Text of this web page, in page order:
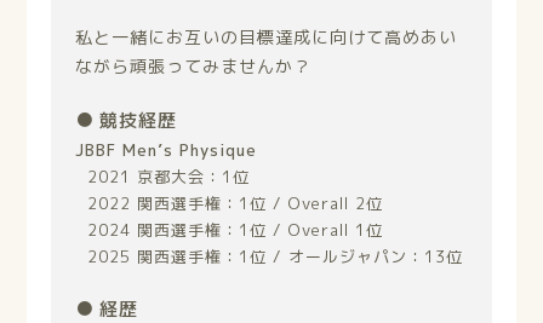
私と一緒にお互いの目標達成に向けて高めあい
ながら頑張ってみませんか？
競技経歴
JBBF Men’s Physique
2021 京都大会：1位
2022 関西選手権：1位 / Overall 2位
2024 関西選手権：1位 / Overall 1位
2025 関西選手権：1位 / オールジャパン：13位
経歴